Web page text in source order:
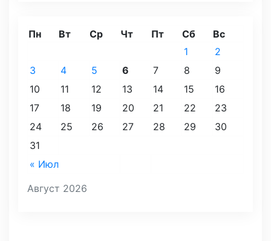
Август 2026
Пн Вт Ср Чт Пт Сб Вс
« Июл
1
2
3
4 5 6 7 8
9
10
11 12 13 14 15
16
17
18 19 20 21 22
23
24
25 26 27 28 29
30
31